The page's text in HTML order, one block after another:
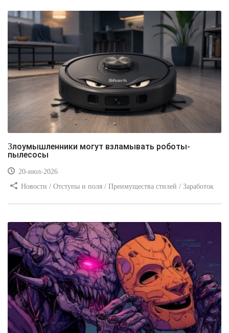
Злоумышленники могут взламывать роботы-
пылесосы
20-июл-2026
Новости / Отступы и поля / Преимущества стилей / Заработок